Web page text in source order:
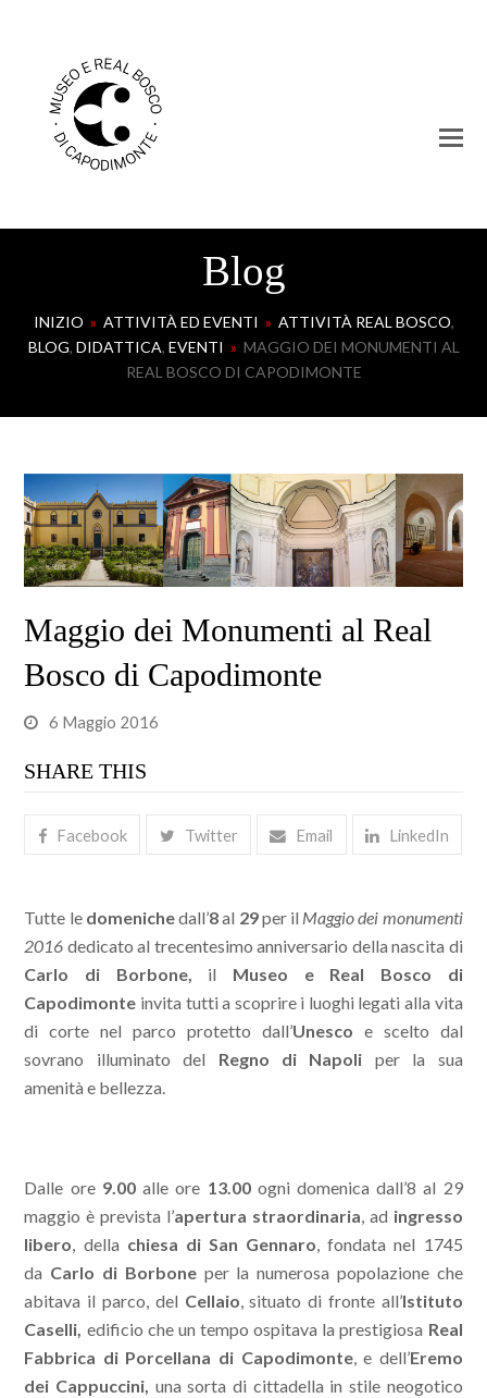
Blog
INIZIO » ATTIVITÀ ED EVENTI » ATTIVITÀ REAL BOSCO,
BLOG, DIDATTICA, EVENTI » MAGGIO DEI MONUMENTI AL
REAL BOSCO DI CAPODIMONTE
Maggio dei Monumenti al Real
Bosco di Capodimonte
6 Maggio 2016
SHARE THIS
Facebook Twitter Email LinkedIn
Tutte le domenichedall’8al 29per il Maggio dei monumenti
2016 dedicato al trecentesimo anniversario della nascita di
Carlo di Borbone, il Museo
e Real Bosco di
Capodimonte invita tutti a scoprire i luoghi legati alla vita
di corte nel parco protetto dall’Unesco e scelto dal
sovrano illuminato del Regno di Napoli per la sua
amenità e bellezza.
Dalle ore 9.00alle ore 13.00 ogni domenica dall’8 al 29
maggio è prevista l’apertura straordinaria, ad ingresso
libero, della chiesa di San Gennaro, fondata nel 1745
da Carlo di Borboneper la numerosa popolazione che
abitava il parco, del Cellaio, situato di fronte all’Istituto
Caselli, edificio che un tempo ospitava la prestigiosa Real
Fabbrica di Porcellana di Capodimonte, e dell’Eremo
dei Cappuccini, una sorta di cittadella in stile neogotico